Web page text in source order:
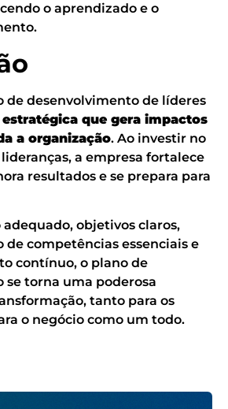
o aprendizado e o
de desenvolvimento de líderes
que gera impactos
a organização. Ao investir no
a empresa fortalece
resultados e se prepara para
objetivos claros,
competências essenciais e
contínuo, o plano de
se torna uma poderosa
tanto para os
o negócio como um todo.